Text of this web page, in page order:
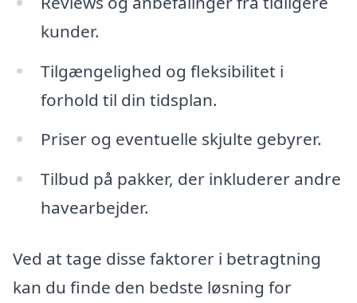
kunder.
Tilgængelighed og fleksibilitet i
forhold til din tidsplan.
Priser og eventuelle skjulte gebyrer.
Tilbud på pakker, der inkluderer andre
havearbejder.
Ved at tage disse faktorer i betragtning
kan du finde den bedste løsning for